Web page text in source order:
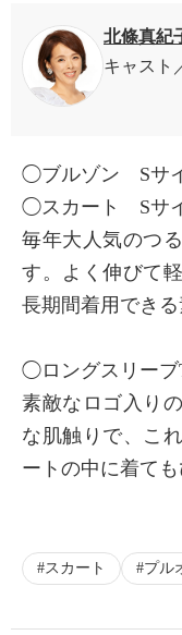
北條真紀
キャスト
◯ブルゾン Sサ
◯スカート Sサ
毎年大人気のつ
す。よく伸びて
長期間着用できる
◯ロングスリー
素敵なロゴ入り
な肌触りで、こ
ートの中に着ても
スカート プル